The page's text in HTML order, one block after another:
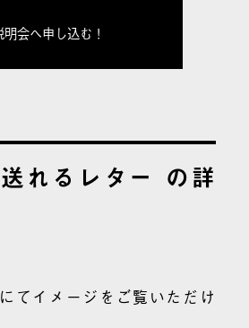
明会へ申し込む！
れるレター の詳
にてイメージをご覧いただけ